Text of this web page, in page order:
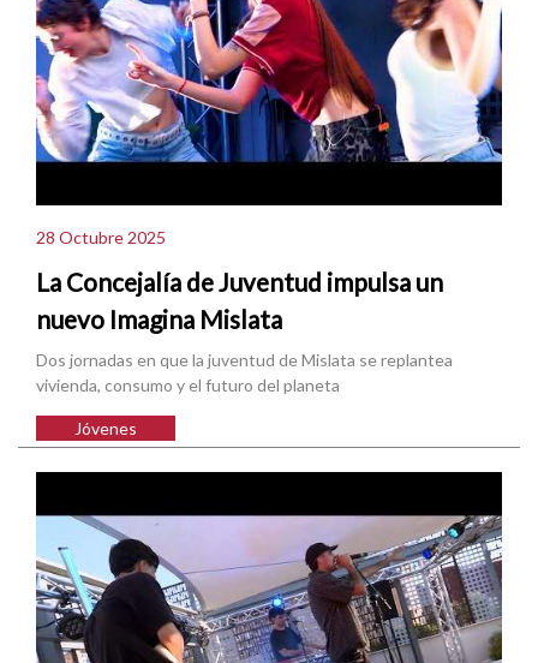
28 Octubre 2025
La Concejalía de Juventud impulsa un
nuevo Imagina Mislata
Dos jornadas en que la juventud de Mislata se replantea
vivienda, consumo y el futuro del planeta
Jóvenes